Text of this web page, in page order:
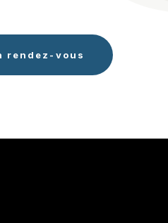
rendez-vous